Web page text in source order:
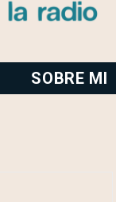
SOBRE MI